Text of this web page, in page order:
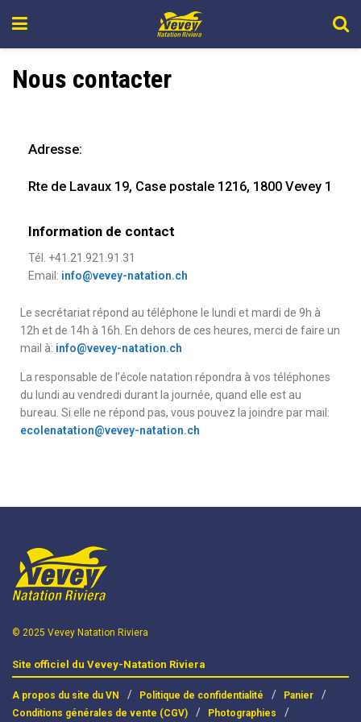
Nous contacter
Adresse:
Rte de Lavaux 19, Case postale 1216, 1 800 Vevey 1
Information de contact
Tél. +41.21.921.91.31
Email: info@vevey-natation.ch
Le secrétariat répond au téléphone le lundi et mardi de 9h à
12h et de 14h à 16h. En dehors de ces heures, merci de faire un
mail à: info@vevey-natation.ch
La responsable de l’école natation répondra à vos téléphones
du lundi au vendredi durant la journée, quand elle est au
bureau. Si elle ne répond pas, vous pouvez la joindre par mail:
ecolenatation@vevey-natation.ch
© 2025 Vevey Natation Riviera
Site officiel du Vevey-Natation Riviera
A propos du site du VN Politique de confidentialité
Panier
Conditions générales de vente (CGV)
Photographies